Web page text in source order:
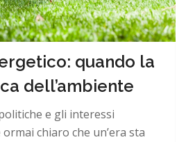
quando la
dell’ambiente
e gli interessi
chiaro che un’era sta